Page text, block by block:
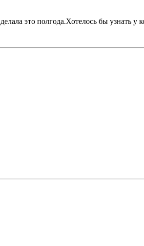
это полгода.Хотелось бы узнать у